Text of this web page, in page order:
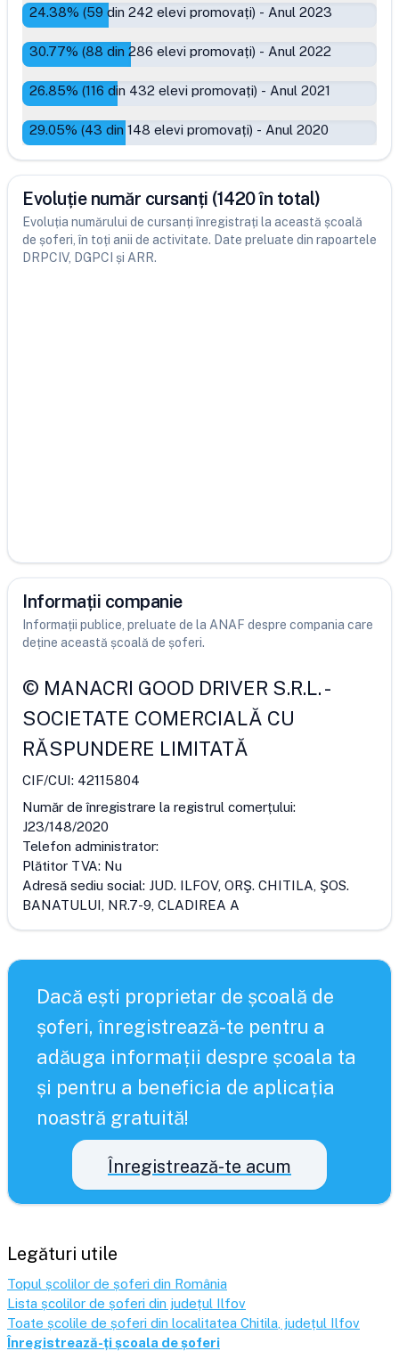
24.38% (59 din 242 elevi promovați) - Anul 2023
30.77% (88 din 286 elevi promovați) - Anul 2022
26.85% (116 din 432 elevi promovați) - Anul 2021
29.05% (43 din 148 elevi promovați) - Anul 2020
Evoluție număr cursanți (1420 în total)
Evoluția numărului de cursanți înregistrați la această școală
de șoferi, în toți anii de activitate. Date preluate din rapoartele
DRPCIV, DGPCI și ARR.
Informații companie
Informații publice, preluate de la ANAF despre compania care
deține această școală de șoferi.
© MANACRI GOOD DRIVER S.R.L.-
SOCIETATE COMERCIALĂ CU
RĂSPUNDERE LIMITATĂ
CIF/CUI: 42115804
Număr de înregistrare la registrul comerțului:
J23/148/2020
Telefon administrator:
Plătitor TVA: Nu
Adresă sediu social: JUD. ILFOV, ORŞ. CHITILA, ŞOS.
BANATULUI, NR.7-9, CLADIREA A
Dacă ești proprietar de școală de
șoferi, înregistrează-te pentru a
adăuga informații despre școala ta
și pentru a beneficia de aplicația
noastră gratuită!
Înregistrează-te acum
Legături utile
Topul școlilor de șoferi din România
Lista școlilor de șoferi din județul Ilfov
Toate școlile de șoferi din localitatea Chitila , județul Ilfov
Înregistrează-ți școala de șoferi